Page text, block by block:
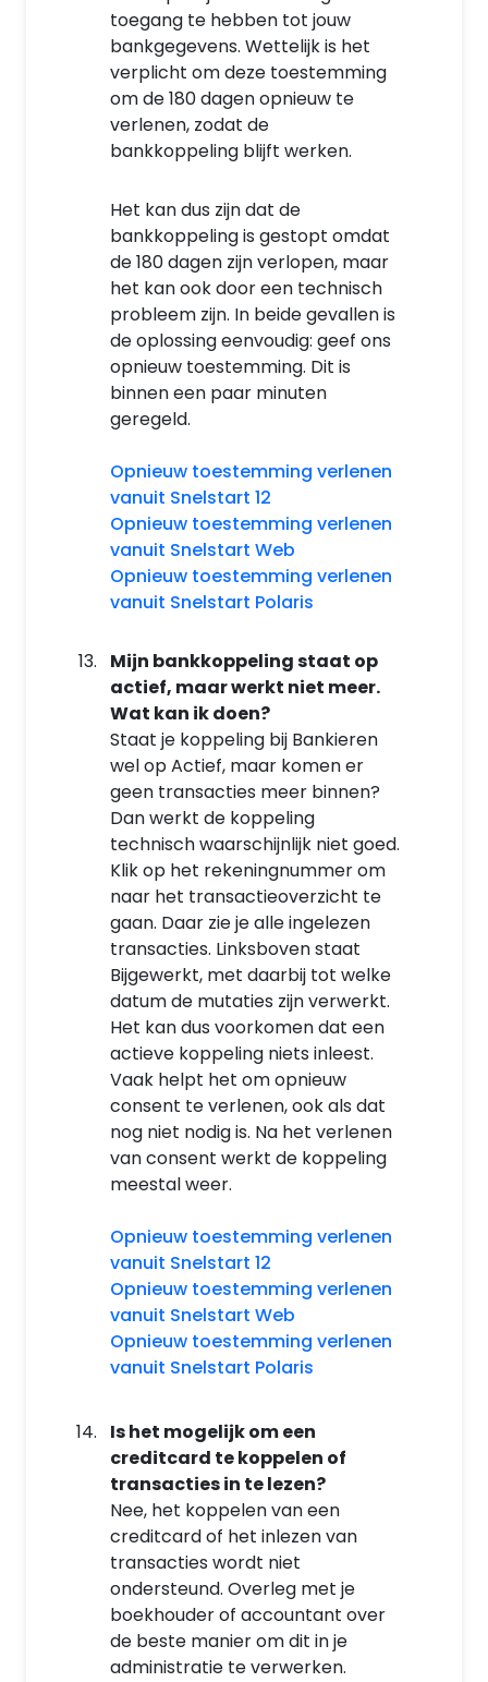
toegang te hebben tot jouw
bankgegevens. Wettelijk is het
verplicht om deze toestemming
om de 180 dagen opnieuw te
verlenen, zodat de
bankkoppeling blijft werken.
Het kan dus zijn dat de
bankkoppeling is gestopt omdat
de 180 dagen zijn verlopen, maar
het kan ook door een technisch
probleem zijn. In beide gevallen is
de oplossing eenvoudig: geef ons
opnieuw toestemming. Dit is
binnen een paar minuten
geregeld.
Opnieuw toestemming verlenen
vanuit Snelstart 12
Opnieuw toestemming verlenen
vanuit Snelstart Web
Opnieuw toestemming verlenen
vanuit Snelstart Polaris
Mijn bankkoppeling staat op
actief, maar werkt niet meer.
Wat kan ik doen?
Staat je koppeling bij Bankieren
wel op Actief, maar komen er
geen transacties meer binnen?
Dan werkt de koppeling
technisch waarschijnlijk niet goed.
Klik op het rekeningnummer om
naar het transactieoverzicht te
gaan. Daar zie je alle ingelezen
transacties. Linksboven staat
Bijgewerkt, met daarbij tot welke
datum de mutaties zijn verwerkt.
Het kan dus voorkomen dat een
actieve koppeling niets inleest.
Vaak helpt het om opnieuw
consent te verlenen, ook als dat
nog niet nodig is. Na het verlenen
van consent werkt de koppeling
meestal weer.
Opnieuw toestemming verlenen
vanuit Snelstart 12
Opnieuw toestemming verlenen
vanuit Snelstart Web
Opnieuw toestemming verlenen
vanuit Snelstart Polaris
Is het mogelijk om een
creditcard te koppelen of
transacties in te lezen?
Nee, het koppelen van een
creditcard of het inlezen van
transacties wordt niet
ondersteund. Overleg met je
boekhouder of accountant over
de beste manier om dit in je
administratie te verwerken.